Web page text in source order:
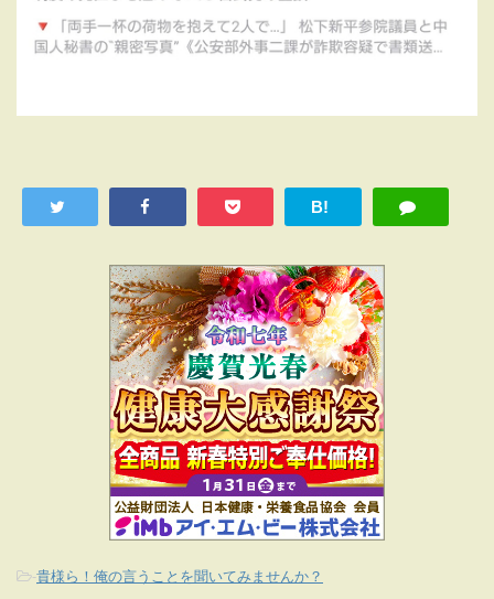
B!
-貴様ら！俺の言うことを聞いてみませんか？